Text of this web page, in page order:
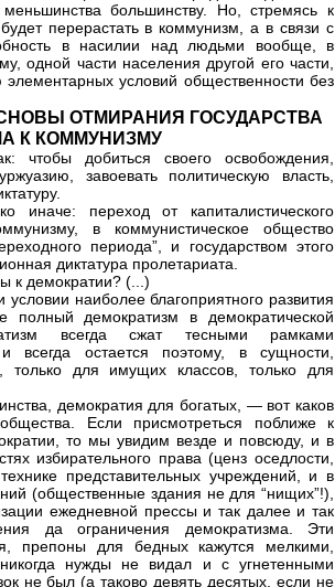
большинству. Но, стремясь к
перерастать в коммунизм, а в связи с
в насилии над людьми вообще, в
одной части населения другой его части,
условий общественности без
ОТМИРАНИЯ ГОСУДАРСТВА
К КОММУНИЗМУ
чтобы добиться своего освобождения,
завоевать политическую власть,
иначе: переход от капиталистического
в коммунистическое общество
периода”, и государством этого
диктатура пролетариата.
к демократии? (...)
наиболее благоприятного развития
демократизм в демократической
всегда сжат тесными рамками
и всегда остается поэтому, в сущности,
только для имущих классов, только для
демократия для богатых, — вот каков
общества. Если присмотреться поближе к
то мы увидим везде и повсюду, и в
избирательного права (ценз оседлости,
представительных учреждений, и в
(общественные здания не для “нищих”!),
ежедневной прессы и так далее и так
да ограничения демократизма. Эти
препоны для бедных кажутся мелкими,
нужды не видал и с угнетенными
не был (а таково девять десятых, если не